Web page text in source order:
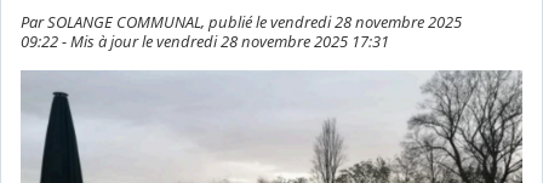
Par SOLANGE COMMUNAL, publié le vendredi 28 novembre 2025
09:22 - Mis à jour le vendredi 28 novembre 2025 17:31